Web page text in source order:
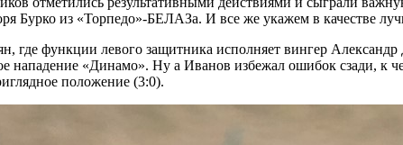
Бурко из «Торпедо»-БЕЛАЗа. И все же укажем в качестве
где функции левого защитника исполняет вингер
нападение «Динамо». Ну а Иванов избежал ошибок сзади,
положение (3:0).